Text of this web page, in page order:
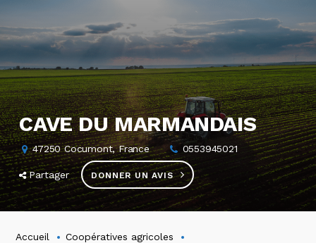
CAVE DU MARMANDAIS
47250 Cocumont, France 0553945021
Partager DONNER UN AVIS
Accueil
Coopératives agricoles